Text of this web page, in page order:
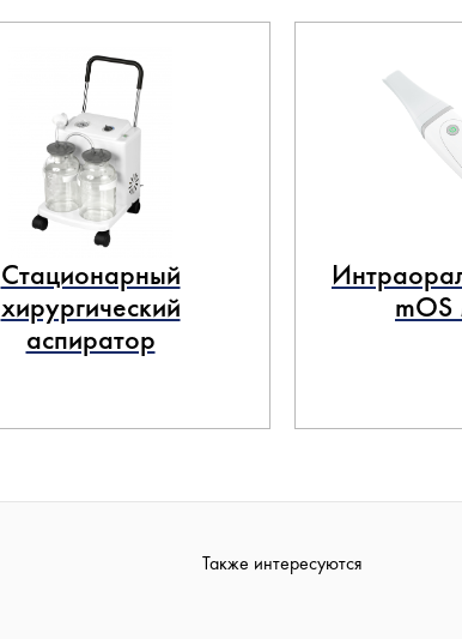
Стационарный
хирургический
аспиратор
mOS
Также интересуются